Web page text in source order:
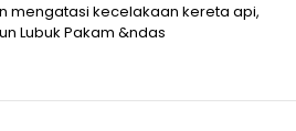
Lubuk Pakam &ndas